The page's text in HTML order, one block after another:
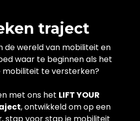
traject
de wereld van mobiliteit en
waar te beginnen als het
mobiliteit te versterken?
met ons het LIFT YOUR
, ontwikkeld om op een